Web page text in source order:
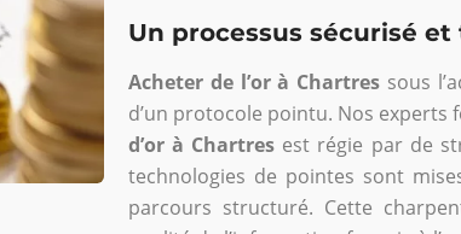
Un processus sécurisé
Acheter de l’or à Chartres sous
d’un protocole pointu. Nos experts
d’or à Chartres est régie par de
technologies de pointes sont
parcours structuré. Cette